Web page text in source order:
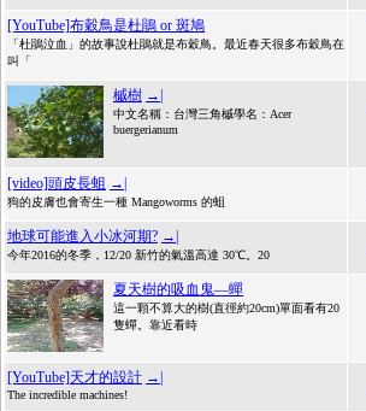
[YouTube]布穀鳥是杜鵑 or 斑鳩
「杜鵑泣血」的故事說杜鵑就是布穀鳥。最近春天很多布穀鳥在
叫「
槭樹 →|
中文名稱：台灣三角槭學名：Acer
buergerianum
[video]頭皮長蛆 →|
狗的皮膚也會寄生一種 Mangoworms 的蛆
地球可能進入小冰河期? →|
今年2016的冬季，12/20 新竹的氣溫高達 30℃。20
夏天樹的吸血鬼—蟬
這一顆不算大的樹(直徑約20cm)單面看有20
隻蟬。靠近看時
[YouTube]天才的設計 →|
The incredible machines!